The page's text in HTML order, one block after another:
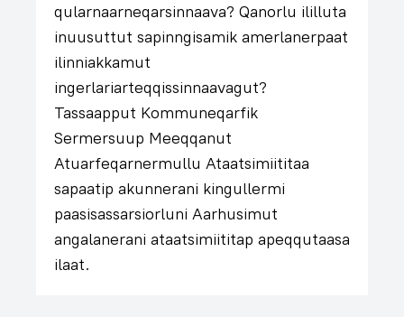
qularnaarneqarsinnaava? Qanorlu ililluta
inuusuttut sapinngisamik amerlanerpaat
ilinniakkamut
ingerlariarteqqissinnaavagut?
Tassaapput Kommuneqarfik
Sermersuup Meeqqanut
Atuarfeqarnermullu Ataatsimiititaa
sapaatip akunnerani kingullermi
paasisassarsiorluni Aarhusimut
angalanerani ataatsimiititap apeqqutaasa
ilaat.